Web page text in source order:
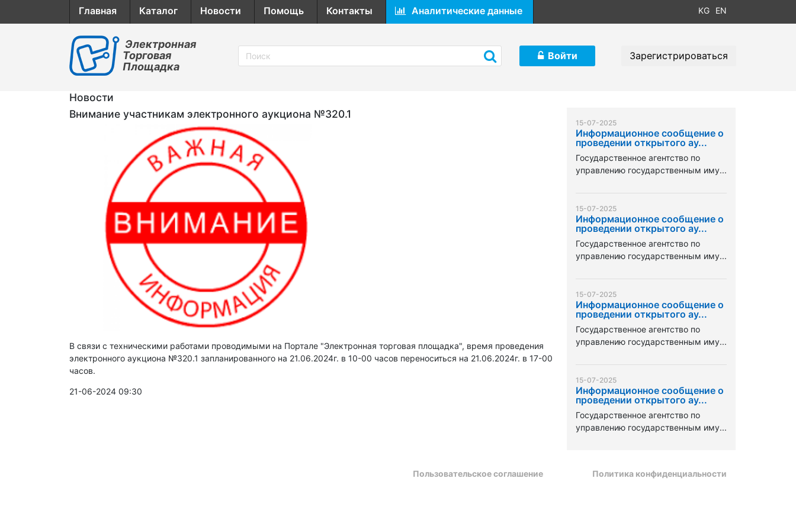
Главная Каталог Новости Помощь Контакты Аналитические данные KG EN
Электронная
Торговая
Площадка
Войти Зарегистрироваться
Новости
Внимание участникам электронного аукциона №320.1
В связи с техническими работами проводимыми на Портале "Электронная торговая площадка", время проведения
электронного аукциона №320.1 запланированного на 21.06.2024г. в 10-00 часов переноситься на 21.06.2024г. в 17-00
часов.
21-06-2024 09:30
15-07-2025
Информационное сообщение о
проведении открытого ау...
Государственное агентство по
управлению государственным иму...
15-07-2025
Информационное сообщение о
проведении открытого ау...
Государственное агентство по
управлению государственным иму...
15-07-2025
Информационное сообщение о
проведении открытого ау...
Государственное агентство по
управлению государственным иму...
15-07-2025
Информационное сообщение о
проведении открытого ау...
Государственное агентство по
управлению государственным иму...
Пользовательское соглашение Политика конфиденциальности